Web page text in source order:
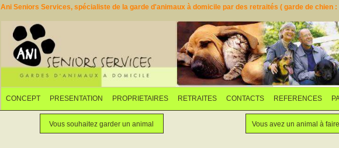
Ani Seniors Services, spécialiste de la garde d'animaux à domicile par des retraités ( garde de
CONCEPT PRESENTATION PROPRIETAIRES
Faites garder votre animal
RETRAITES
Vous souhaitez garder un animal
CONTACTS REFERENCES
Vous souhaitez garder un animal Vous avez un animal à